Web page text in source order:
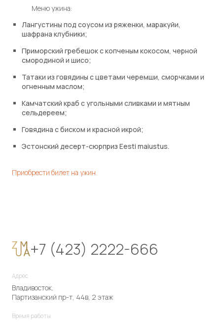
Меню ужина:
Лангустины под соусом из ряженки, маракуйи,
шафрана клубники;
Приморский гребешок с копченым кокосом, черной
смородиной и шисо;
Татаки из говядины с цветами черемши, сморчками и
огненным маслом;
Камчатский краб с угольными сливками и мятным
сельдереем;
Говядина с биском и красной икрой;
Эстонский десерт-сюрприз Eesti maiustus.
Приобрести билет на ужин.
+7 (423) 2222-666
Адрес
Владивосток,
Партизанский пр-т, 44в, 2 этаж
Время работы